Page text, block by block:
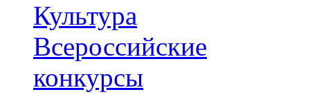
Культура
Всероссийские
конкурсы